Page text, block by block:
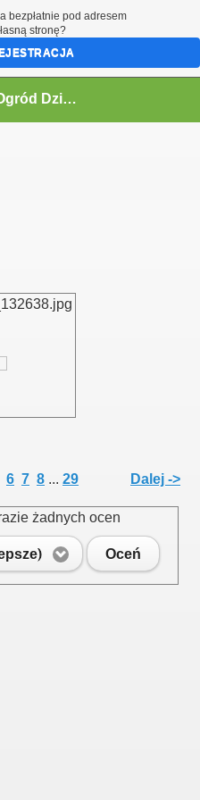
Najstarszy Ogród Działkowy w Polsce
6 7 8 ... 29 Dalej ->
żadnych ocen
Oceń
bezpłatnie pod adresem
stronę?